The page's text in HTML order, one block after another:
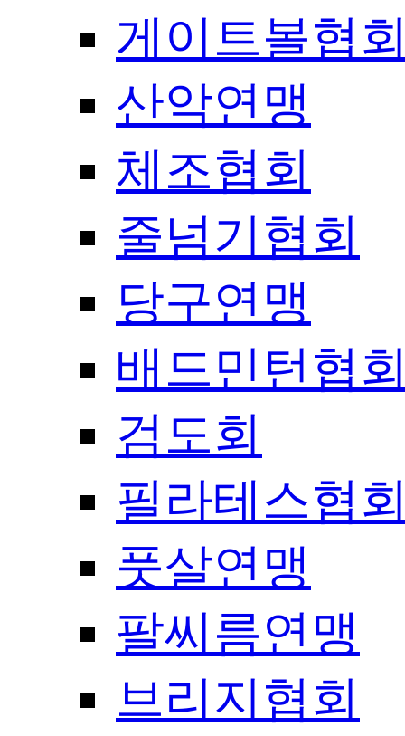
게이트볼협
산악연맹
체조협회
줄넘기협회
당구연맹
배드민턴협
검도회
필라테스협
풋살연맹
팔씨름연맹
브리지협회